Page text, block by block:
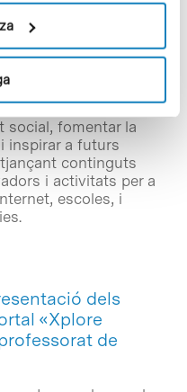
del projecte Xplore
la Comissió
7è Programa Marc, i
amb el suport de la
és apropar la
a l’educació,
social, fomentar la
inspirar a futurs
continguts
i activitats per a
escoles, i
dels
«Xplore
de